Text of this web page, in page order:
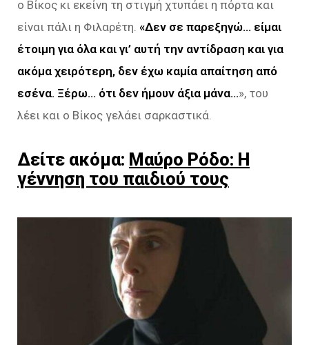
ο Βίκος κι εκείνη τη στιγμή χτυπάει η πόρτα και
είναι πάλι η Φιλαρέτη. «Δεν σε παρεξηγώ… είμαι
έτοιμη για όλα και γι’ αυτή την αντίδραση και για
ακόμα χειρότερη, δεν έχω καμία απαίτηση από
εσένα. Ξέρω… ότι δεν ήμουν άξια μάνα…», του
λέει και ο Βίκος γελάει σαρκαστικά.
Δείτε ακόμα: Μαύρο Ρόδο: Η
γέννηση του παιδιού τους